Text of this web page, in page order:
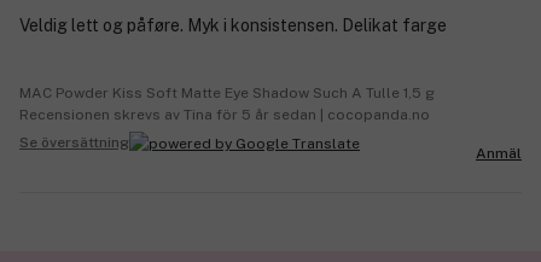
Veldig lett og påføre. Myk i konsistensen. Delikat farge
MAC Powder Kiss Soft Matte Eye Shadow Such A Tulle 1,5 g
Recensionen skrevs av Tina för 5 år sedan | cocopanda.no
Se översättning
Anmäl